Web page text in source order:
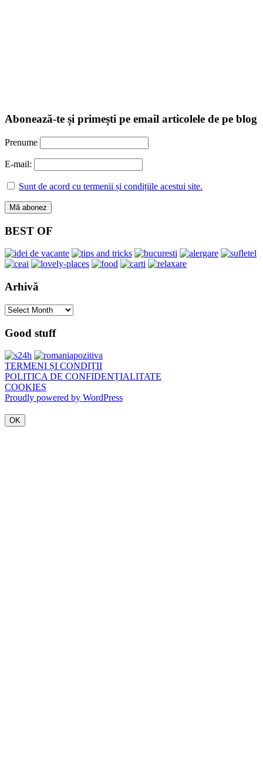
Abonează-te și primești pe email articolele de pe blog
Prenume
E-mail:
Sunt de acord cu termenii și condițiile acestui site.
BEST OF
Arhivă
Arhivă
Good stuff
TERMENI ȘI CONDIȚII
POLITICA DE CONFIDENȚIALITATE
COOKIES
Proudly powered by WordPress
OK